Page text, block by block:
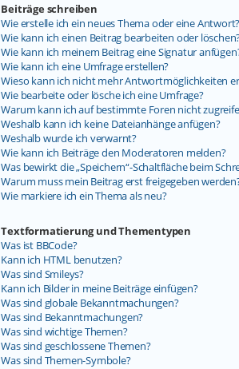
Beiträge schreiben
Wie erstelle ich ein neues Thema oder eine Antwort?
Wie kann ich einen Beitrag bearbeiten oder
Wie kann ich meinem Beitrag eine Signatur
Wie kann ich eine Umfrage erstellen?
Wieso kann ich nicht mehr Antwortmöglichkeiten
Wie bearbeite oder lösche ich eine Umfrage?
Warum kann ich auf bestimmte Foren nicht
Weshalb kann ich keine Dateianhänge anfügen?
Weshalb wurde ich verwarnt?
Wie kann ich Beiträge den Moderatoren melden?
Was bewirkt die „Speichern“-Schaltfläche beim
Warum muss mein Beitrag erst freigegeben
Wie markiere ich ein Thema als neu?
Textformatierung und Thementypen
Was ist BBCode?
Kann ich HTML benutzen?
Was sind Smileys?
Kann ich Bilder in meine Beiträge einfügen?
Was sind globale Bekanntmachungen?
Was sind Bekanntmachungen?
Was sind wichtige Themen?
Was sind geschlossene Themen?
Was sind Themen-Symbole?